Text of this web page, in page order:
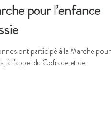
pour l’enfance
ont participé à la Marche pour
à l’appel du Cofrade et de